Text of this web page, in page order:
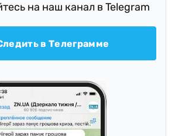
на наш канал в Telegram
в Телеграмме